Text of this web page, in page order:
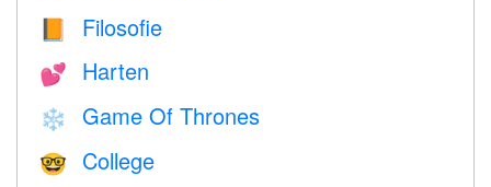
📙 Filosofie
💕 Harten
❄️ Game Of Thrones
🤓 College